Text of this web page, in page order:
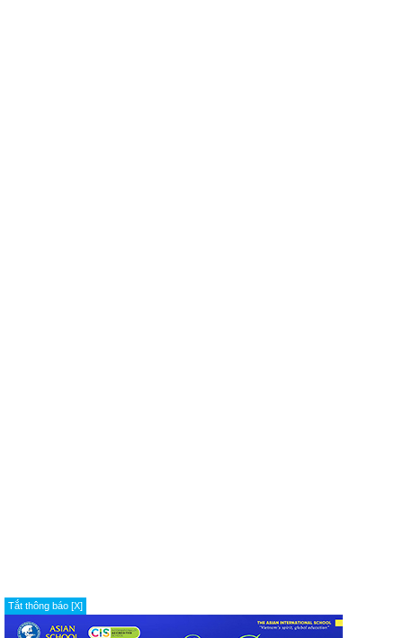
Tắt thông báo [X]